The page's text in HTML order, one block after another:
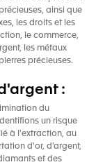
ainsi que
les droits et les
le commerce,
les métaux
précieuses.
:
du
un risque
à l'extraction, au
d'or, d’argent,
et des